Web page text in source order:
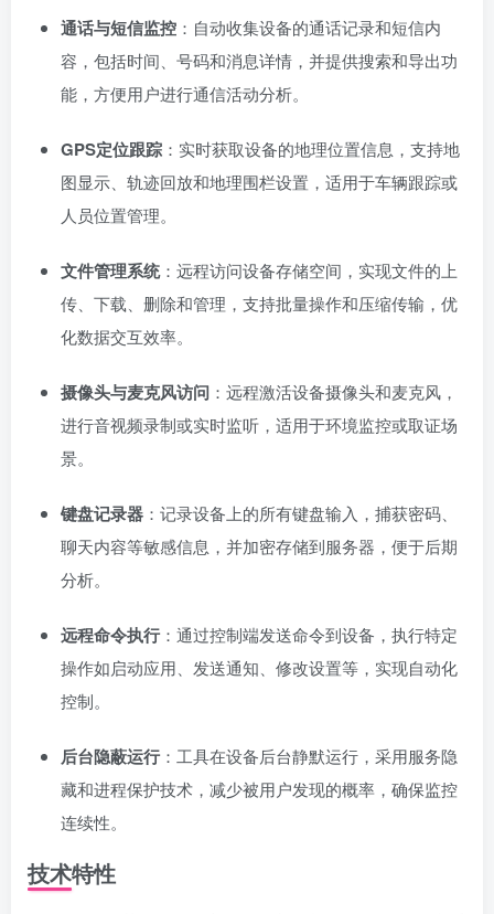
通话与短信监控 ：自动收集设备的通话记录和短信内
容，包括时间、号码和消息详情，并提供搜索和导出功
能，方便用户进行通信活动分析。
GPS定位跟踪 ：实时获取设备的地理位置信息，支持地
图显示、轨迹回放和地理围栏设置，适用于车辆跟踪或
人员位置管理。
文件管理系统：远程访问设备存储空间，实现文件的上
传、下载、删除和管理，支持批量操作和压缩传输，优
化数据交互效率。
摄像头与麦克风访问 ：远程激活设备摄像头和麦克风，
进行音视频录制或实时监听，适用于环境监控或取证场
景。
键盘记录器 ：记录设备上的所有键盘输入，捕获密码、
聊天内容等敏感信息，并加密存储到服务器，便于后期
分析。
远程命令执行：通过控制端发送命令到设备，执行特定
操作如启动应用、发送通知、修改设置等，实现自动化
控制。
后台隐蔽运行：工具在设备后台静默运行，采用服务隐
藏和进程保护技术，减少被用户发现的概率，确保监控
连续性。
技术特性